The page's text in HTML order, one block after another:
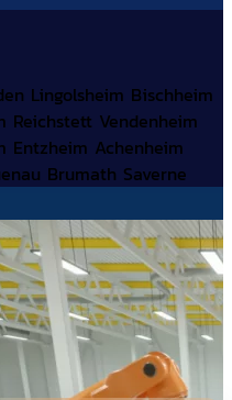
Lingolsheim Bischheim
Reichstett Vendenheim
Entzheim Achenheim
Brumath Saverne